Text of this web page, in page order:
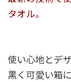
タオル。
使い心地とデ
黒く可愛い箱